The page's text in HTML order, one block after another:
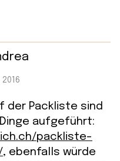
der Packliste sind
aufgeführt:
packliste-
, ebenfalls würde